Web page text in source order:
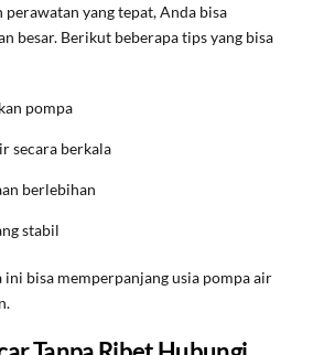
yang tepat, Anda bisa
besar. Berikut beberapa tips yang bisa
pompa
secara berkala
berlebihan
stabil
ini bisa memperpanjang usia pompa air